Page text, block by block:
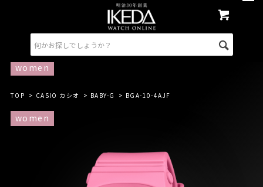
women
TOP > CASIO カシオ > BABY-G > BGA-10-4AJF
women